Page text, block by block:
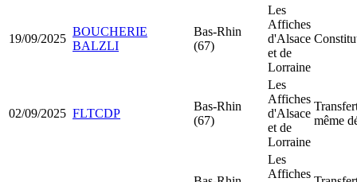
19/09/2025
BOUCHERIE
BALZLI
Bas-Rhin
(67)
Les
Affiches
d'Alsace
et de
Lorraine
02/09/2025 FLTCDP
Bas-Rhin
(67)
Les
Affiches
d'Alsace
et de
Lorraine
même
Les
Affiches